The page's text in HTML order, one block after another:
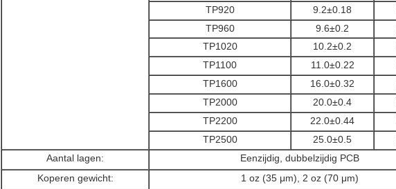
TP920
9.2±0.18
TP960
9.6±0.2
TP1020
10.2±0.2
TP1100
11.0±0.22
TP1600
16.0±0.32
TP2000
20.0±0.4
TP2200
22.0±0.44
TP2500
25.0±0.5
Aantal lagen:
Eenzijdig, dubbelzijdig PCB
Koperen gewicht:
1 oz (35 μm), 2 oz (70 μm)